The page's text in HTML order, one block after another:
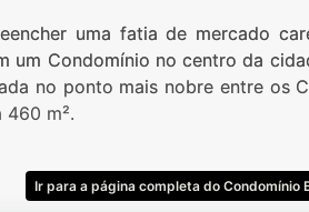
uma fatia de mercado
um Condomínio no centro da
no ponto mais nobre entre os
460 m².
Ir para a página completa do Condomínio